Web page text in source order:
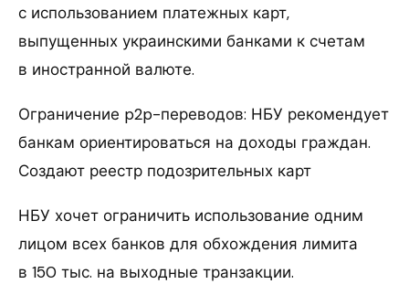
с использованием платежных карт,
выпущенных украинскими банками к счетам
в иностранной валюте.
Ограничение p2p-переводов: НБУ рекомендует
банкам ориентироваться на доходы граждан.
Создают реестр подозрительных карт
НБУ хочет ограничить использование одним
лицом всех банков для обхождения лимита
в 150 тыс. на выходные транзакции.